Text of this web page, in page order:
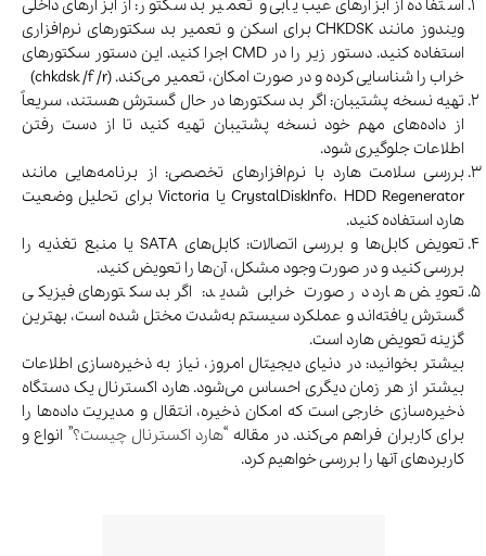
استفاده از ابزارهای عیب‌یابی و تعمیر بد سکتور: از ابزارهای داخلی
ویندوز مانند CHKDSK برای اسکن و تعمیر بد سکتورهای نرم‌افزاری
استفاده کنید. دستور زیر را در CMD اجرا کنید. این دستور سکتورهای
خراب را شناسایی کرده و در صورت امکان، تعمیر می‌کند. (chkdsk /f /r)
تهیه نسخه پشتیبان: اگر بد سکتورها در حال گسترش هستند، سریعاً
از داده‌های مهم خود نسخه پشتیبان تهیه کنید تا از دست رفتن
اطلاعات جلوگیری شود.
بررسی سلامت هارد با نرم‌افزارهای تخصصی: از برنامه‌هایی مانند
CrystalDiskInfo، HDD Regenerator یا Victoria برای تحلیل وضعیت
هارد استفاده کنید.
تعویض کابل‌ها و بررسی اتصالات: کابل‌های SATA یا منبع تغذیه را
بررسی کنید و در صورت وجود مشکل، آن‌ها را تعویض کنید.
تعویض هارد در صورت خرابی شدید: اگر بد سکتورهای فیزیکی
گسترش یافته‌اند و عملکرد سیستم به‌شدت مختل شده است، بهترین
گزینه تعویض هارد است.
بیشتر بخوانید: در دنیای دیجیتال امروز، نیاز به ذخیره‌سازی اطلاعات
بیشتر از هر زمان دیگری احساس می‌شود. هارد اکسترنال یک دستگاه
ذخیره‌سازی خارجی است که امکان ذخیره، انتقال و مدیریت داده‌ها را
برای کاربران فراهم می‌کند. در مقاله “هارد اکسترنال چیست؟” انواع و
کاربردهای آنها را بررسی خواهیم کرد.